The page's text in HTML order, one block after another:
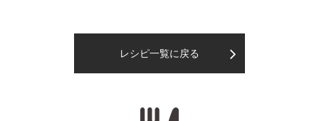
レシピ一覧に戻る